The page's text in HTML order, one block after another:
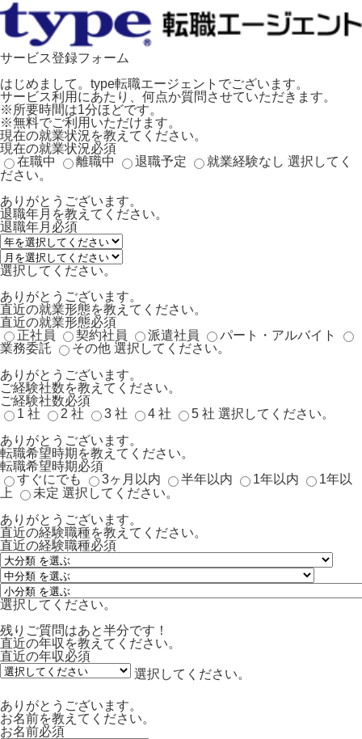
サービス登録フォーム
はじめまして。type転職エージェントでございます。
サービス利用にあたり、何点か質問させていただきます。
※所要時間は1分ほどです。
※無料でご利用いただけます。
現在の就業状況を教えてください。
現在の就業状況必須
在職中
離職中 退職予定 就業経験なし 選択してく
ださい。
ありがとうございます。
退職年月を教えてください。
退職年月 必須
選択してください。
ありがとうございます。
直近の就業形態を教えてください。
直近の就業形態必須
正社員
契約社員 派遣社員
パート・アルバイト
業務委託
その他 選択してください。
ありがとうございます。
ご経験社数を教えてください。
ご経験社数必須
1 社
2 社 3 社 4 社 5 社 選択してください。
ありがとうございます。
転職希望時期を教えてください。
転職希望時期必須
すぐにでも
3ヶ月以内 半年以内 1年以内
1年以
上
未定 選択してください。
ありがとうございます。
直近の経験職種を教えてください。
直近の経験職種必須
選択してください。
残りご質問はあと半分です！
直近の年収を教えてください。
直近の年収必須
選択してください。
ありがとうございます。
お名前を教えてください。
お名前必須